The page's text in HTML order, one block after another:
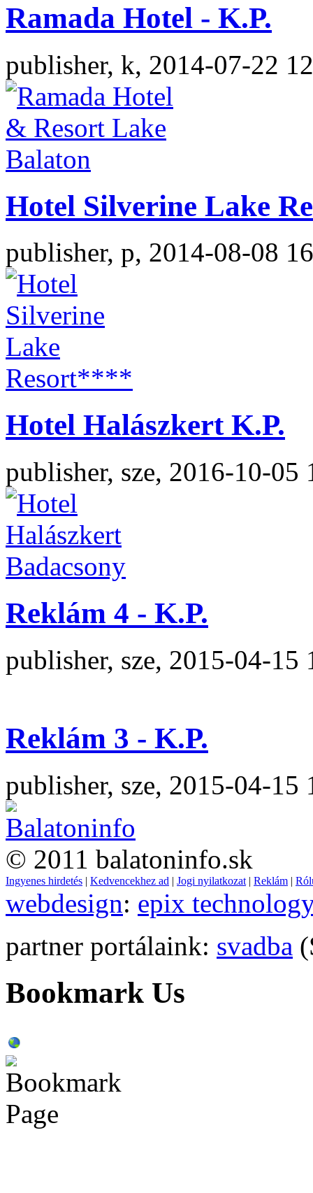
Ramada Hotel - K.P.
publisher, k, 2014-07-22
Hotel Silverine Lake
publisher, p, 2014-08-08
Hotel Halászkert K.P.
publisher, sze, 2016-10-05
Reklám 4 - K.P.
publisher, sze, 2015-04-15
Reklám 3 - K.P.
publisher, sze, 2015-04-15
© 2011 balatoninfo.sk
Ingyenes hirdetés | Kedvencekhez ad | Jogi nyilatkozat | Reklám |
webdesign: epix
partner portálaink: svadba
Bookmark Us